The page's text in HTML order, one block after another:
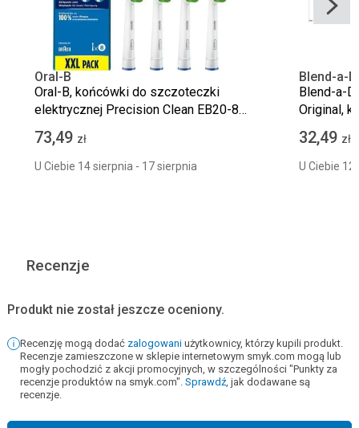
Oral-B
Oral-B, końcówki do szczoteczki
elektrycznej Precision Clean EB20-8
CleanMaximiser, 8 szt.
73,49 zł
U Ciebie 14 sierpnia - 17 sierpnia
Blend-a-
Blend-a-
Original,
g
32,49 zł
U Ciebie
Recenzje
Produkt nie został jeszcze oceniony.
Recenzję mogą dodać zalogowani użytkownicy, którzy kupili produkt.
Recenzje zamieszczone w sklepie internetowym smyk.com mogą lub
mogły pochodzić z akcji promocyjnych, w szczególności "Punkty za
recenzje produktów na smyk.com". Sprawdź, jak dodawane są
recenzje.